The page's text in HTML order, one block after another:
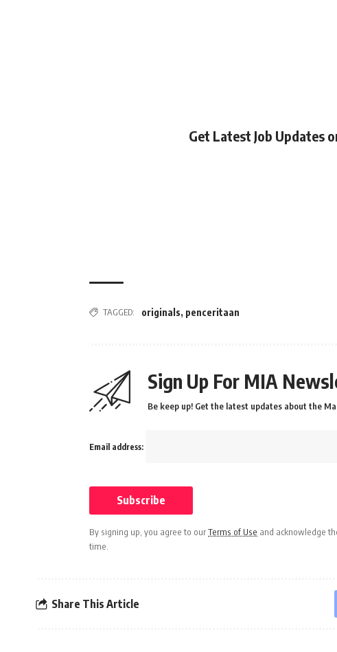
Get Latest Job Updates
TAGGED: originals, penceritaan
Sign Up For MIA
Be keep up! Get the latest updates about the
Email address:
By signing up, you agree to ourTerms of Use and acknowledge
time.
Share This Article